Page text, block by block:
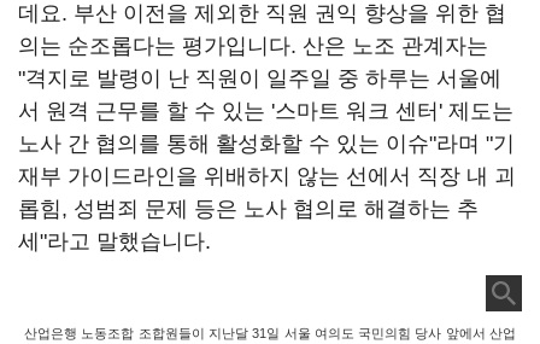
데요. 부산 이전을 제외한 직원 권익 향상을 위한 협
의는 순조롭다는 평가입니다. 산은 노조 관계자는
"격지로 발령이 난 직원이 일주일 중 하루는 서울에
서 원격 근무를 할 수 있는 '스마트 워크 센터' 제도는
노사 간 협의를 통해 활성화할 수 있는 이슈"라며 "기
재부 가이드라인을 위배하지 않는 선에서 직장 내 괴
롭힘, 성범죄 문제 등은 노사 협의로 해결하는 추
세"라고 말했습니다.
산업은행 노동조합 조합원들이 지난달 31일 서울 여의도 국민의힘 당사 앞에서 산업